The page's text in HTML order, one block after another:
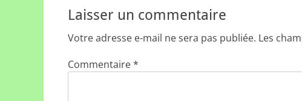
Laisser un commentaire
Votre adresse e-mail ne sera pas publiée. Les
Commentaire*